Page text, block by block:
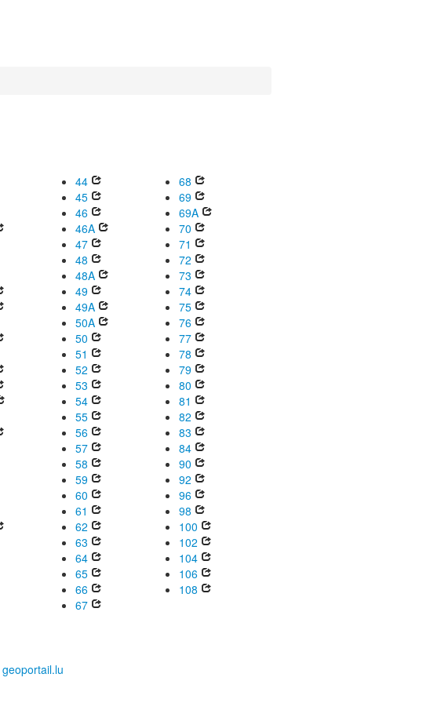
44
45
46
46A
47
48
48A
49
49A
50A
50
51
52
53
54
55
56
57
58
59
60
61
62
63
64
65
66
67
68
69
69A
70
71
72
73
74
75
76
77
78
79
80
81
82
83
84
90
92
96
98
100
102
104
106
108
geoportail.lu